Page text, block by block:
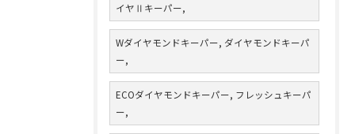
イヤⅡキーパー,
Wダイヤモンドキーパー, ダイヤモンドキーパ
ー,
ECOダイヤモンドキーパー, フレッシュキーパ
ー,